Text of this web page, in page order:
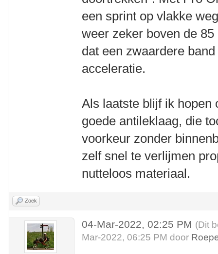
een sprint op vlakke
weer zeker boven de
dat een zwaardere
acceleratie.
Als laatste blijf ik hopen
goede antileklaag, die
voorkeur zonder
zelf snel te verlijmen
nutteloos materiaal.
Zoek
04-Mar-2022, 02:25 PM (Dit
Mar-2022, 06:25 PM door